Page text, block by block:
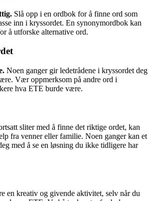
Slå opp i en ordbok for å finne ord som
inn i kryssordet. En synonymordbok kan
å utforske alternative ord.
Noen ganger gir ledetrådene i kryssordet deg
Vær oppmerksom på andre ord i
hva ETE burde være.
sliter med å finne det riktige ordet, kan
fra venner eller familie. Noen ganger kan et
med å se en løsning du ikke tidligere har
en kreativ og givende aktivitet, selv når du